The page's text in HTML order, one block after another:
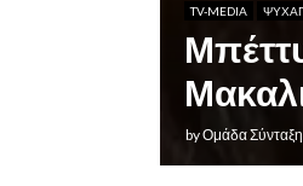
TV-MEDIA
byΟμάδα